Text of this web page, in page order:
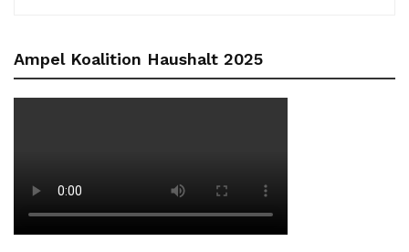
Ampel Koalition Haushalt 2025